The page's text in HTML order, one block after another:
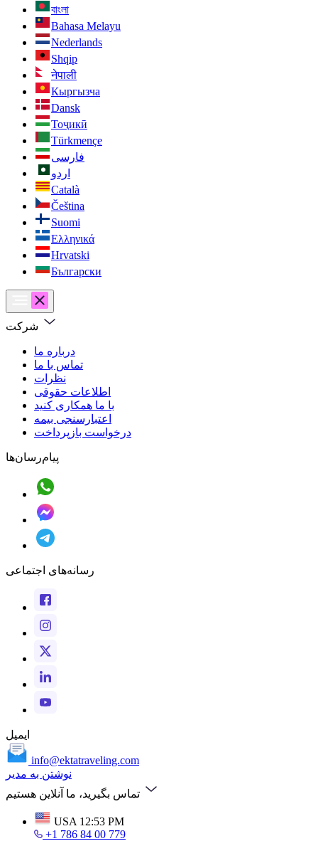
বাংলা
Bahasa Melayu
Nederlands
Shqip
नेपाली
Кыргызча
Dansk
Тоҷикӣ
Türkmençe
فارسی
اردو
Català
Čeština
Suomi
Ελληνικά
Hrvatski
Български
شرکت
درباره ما
تماس با ما
نظرات
اطلاعات حقوقی
با ما همکاری کنید
اعتبارسنجی بیمه
درخواست بازپرداخت
پیام‌رسان‌ها
رسانه‌های اجتماعی
ایمیل
info@ektatraveling.com
نوشتن به مدیر
تماس بگیرید، ما آنلاین هستیم
USA 12:53 PM
+1 786 84 00 779